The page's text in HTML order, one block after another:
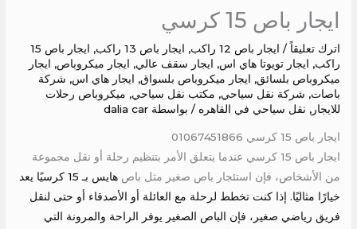
ايجار باص 15 كرسي
اترك تعليقاً / ايجار باص 12 راكب , ايجار باص 13 راكب ,
ايجار باص 15
راكب, ايجار تويوتا هاي اس, ايجار سقف عالي, ايجار ميكروباص, ايجار
ميكروباص بلسائق, ايجار ميكروباص بلسواق, ايجار هاي اس, شركة
باصات, شركة نقل سياحي, مكتب نقل سياحي, ميكروباص رحلات
للايجار, نقل سياحي في القاهره / بواسطة dalia car
ايجار باص 15 كرسي 01067451866
ايجار باص 15 كرسي عندما يتعلق الأمر بتنظيم رحلة أو نقل مجموعة
من الأشخاص، فإن استئجار باص صغير مثل باص
هايس بـ 15 كرسيًا يعد
خيارًا مثاليًا. إذا كنت تخطط لرحلة مع العائلة أو الأصدقاء أو حتى لنقل
فريق رياضي صغير، فإن الباص الصغير يوفر الراحة والمرونة التي